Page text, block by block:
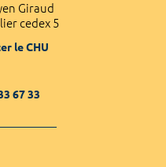
Giraud
cedex 5
le CHU
67 33